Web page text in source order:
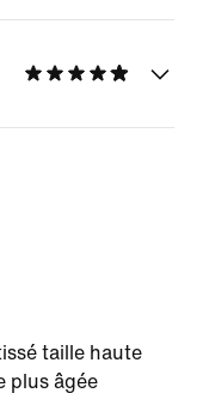
taille haute
plus âgée